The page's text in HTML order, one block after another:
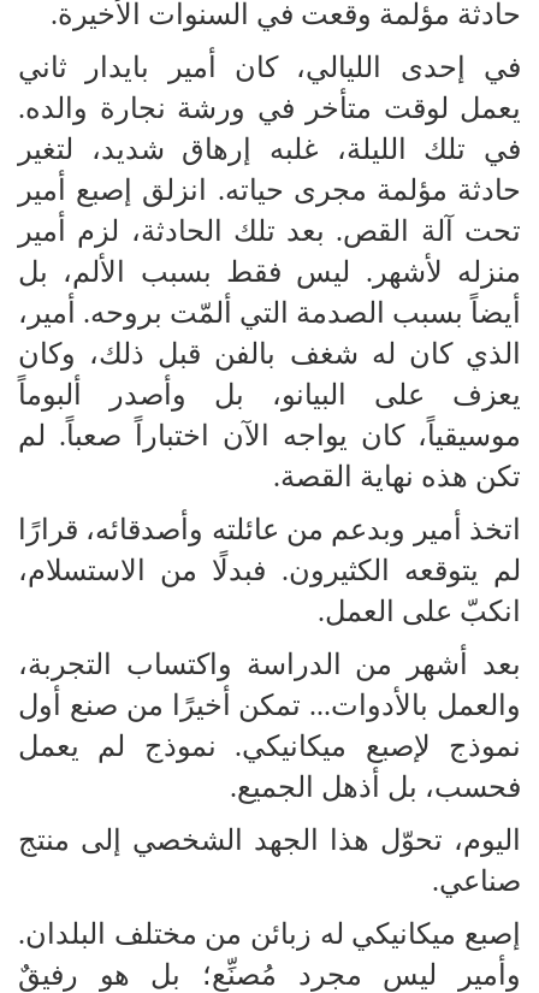
حادثة مؤلمة وقعت في السنوات الأخيرة.
في إحدى الليالي، كان أمير بايدار ثاني
يعمل لوقت متأخر في ورشة نجارة والده.
في تلك الليلة، غلبه إرهاق شديد، لتغير
حادثة مؤلمة مجرى حياته. انزلق إصبع أمير
تحت آلة القص. بعد تلك الحادثة، لزم أمير
منزله لأشهر. ليس فقط بسبب الألم، بل
أيضاً بسبب الصدمة التي ألمّت بروحه. أمير،
الذي كان له شغف بالفن قبل ذلك، وكان
يعزف على البيانو، بل وأصدر ألبوماً
موسيقياً، كان يواجه الآن اختباراً صعباً. لم
تكن هذه نهاية القصة.
اتخذ أمير وبدعم من عائلته وأصدقائه، قرارًا
لم يتوقعه الكثيرون. فبدلًا من الاستسلام،
انكبّ على العمل.
بعد أشهر من الدراسة واكتساب التجربة،
والعمل بالأدوات... تمكن أخيرًا من صنع أول
نموذج لإصبع ميكانيكي. نموذج لم يعمل
فحسب، بل أذهل الجميع.
اليوم، تحوّل هذا الجهد الشخصي إلى منتج
صناعي.
إصبع ميكانيكي له زبائن من مختلف البلدان.
وأمير ليس مجرد مُصنِّع؛ بل هو رفيقٌ